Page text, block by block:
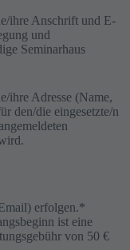
ihre Anschrift und E-
und
Seminarhaus
ihre Adresse (Name,
den/die eingesetzte/n
erfolgen.*
ist eine
von 50 €